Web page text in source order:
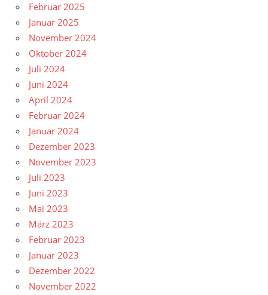
Februar 2025
Januar 2025
November 2024
Oktober 2024
Juli 2024
Juni 2024
April 2024
Februar 2024
Januar 2024
Dezember 2023
November 2023
Juli 2023
Juni 2023
Mai 2023
März 2023
Februar 2023
Januar 2023
Dezember 2022
November 2022